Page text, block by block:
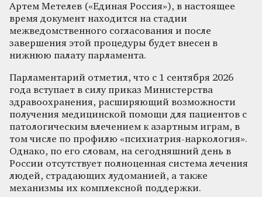
Артем Метелев («Единая Россия»), в настоящее
время документ находится на стадии
межведомственного согласования и после
завершения этой процедуры будет внесен в
нижнюю палату парламента.
Парламентарий отметил, что с 1 сентября 2026
года вступает в силу приказ Министерства
здравоохранения, расширяющий возможности
получения медицинской помощи для пациентов с
патологическим влечением к азартным играм, в
том числе по профилю «психиатрия-наркология».
Однако, по его словам, на сегодняшний день в
России отсутствует полноценная система лечения
людей, страдающих лудоманией, а также
механизмы их комплексной поддержки.